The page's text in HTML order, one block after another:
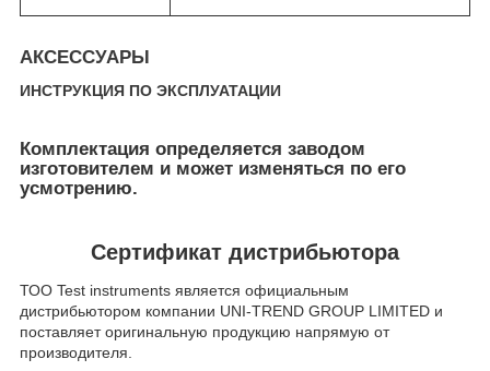
АКСЕССУАРЫ
ИНСТРУКЦИЯ ПО ЭКСПЛУАТАЦИИ
Комплектация определяется заводом
изготовителем и может изменяться по его
усмотрению.
Сертификат дистрибьютора
ТОО Test instruments является официальным
дистрибьютором компании UNI-TREND GROUP LIMITED и
поставляет оригинальную продукцию напрямую от
производителя.